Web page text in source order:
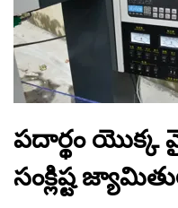
పదార్థం యొక్క
సంక్లిష్ట